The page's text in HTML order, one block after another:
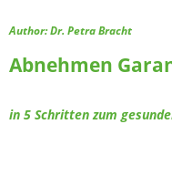
Author: Dr. Petra Bracht
Abnehmen
in 5 Schritten zum